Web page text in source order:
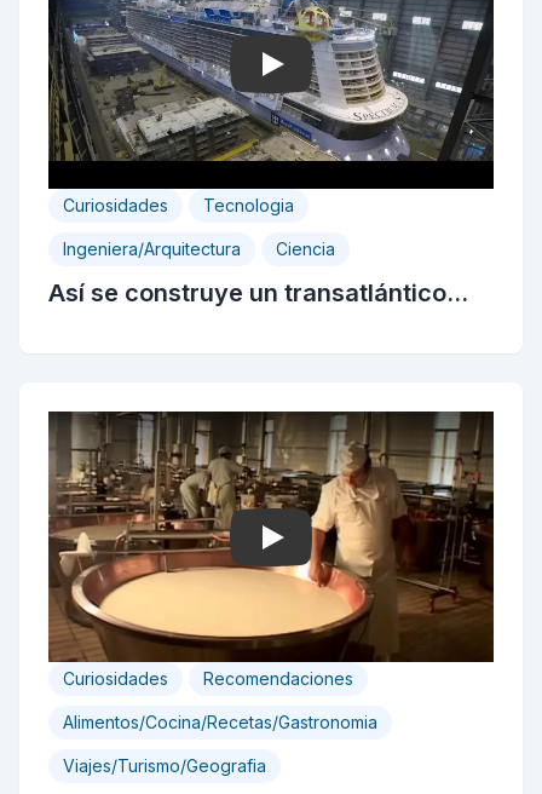
Play
Curiosidades Tecnologia
Ingeniera/Arquitectura Ciencia
Así se construye un transatlántico...
Play
Curiosidades Recomendaciones
Alimentos/Cocina/Recetas/Gastronomia
Viajes/Turismo/Geografia